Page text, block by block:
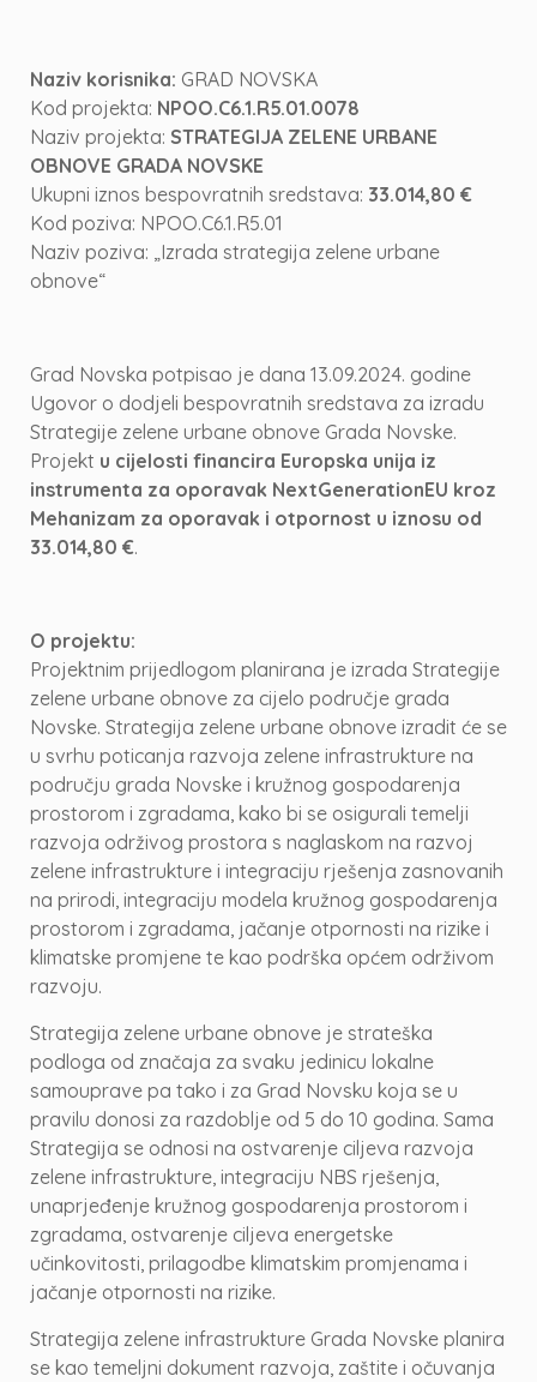
Naziv korisnika: GRAD NOVSKA
Kod projekta: NPOO.C6.1.R5.01.0078
Naziv projekta: STRATEGIJA ZELENE URBANE
OBNOVE GRADA NOVSKE
Ukupni iznos bespovratnih sredstava: 33.014,80 €
Kod poziva: NPOO.C6.1.R5.01
Naziv poziva: „Izrada strategija zelene urbane
obnove“
Grad Novska potpisao je dana 13.09.2024. godine
Ugovor o dodjeli bespovratnih sredstava za izradu
Strategije zelene urbane obnove Grada Novske.
Projekt u cijelosti financira Europska unija iz
instrumenta za oporavak NextGenerationEU kroz
Mehanizam za oporavak i otpornost u iznosu od
33.014,80 €.
O projektu:
Projektnim prijedlogom planirana je izrada Strategije
zelene urbane obnove za cijelo područje grada
Novske. Strategija zelene urbane obnove izradit će se
u svrhu poticanja razvoja zelene infrastrukture na
području grada Novske i kružnog gospodarenja
prostorom i zgradama, kako bi se osigurali temelji
razvoja održivog prostora s naglaskom na razvoj
zelene infrastrukture i integraciju rješenja zasnovanih
na prirodi, integraciju modela kružnog gospodarenja
prostorom i zgradama, jačanje otpornosti na rizike i
klimatske promjene te kao podrška općem održivom
razvoju.
Strategija zelene urbane obnove je strateška
podloga od značaja za svaku jedinicu lokalne
samouprave pa tako i za Grad Novsku koja se u
pravilu donosi za razdoblje od 5 do 10 godina. Sama
Strategija se odnosi na ostvarenje ciljeva razvoja
zelene infrastrukture, integraciju NBS rješenja,
unaprjeđenje kružnog gospodarenja prostorom i
zgradama, ostvarenje ciljeva energetske
učinkovitosti, prilagodbe klimatskim promjenama i
jačanje otpornosti na rizike.
Strategija zelene infrastrukture Grada Novske planira
se kao temeljni dokument razvoja, zaštite i očuvanja